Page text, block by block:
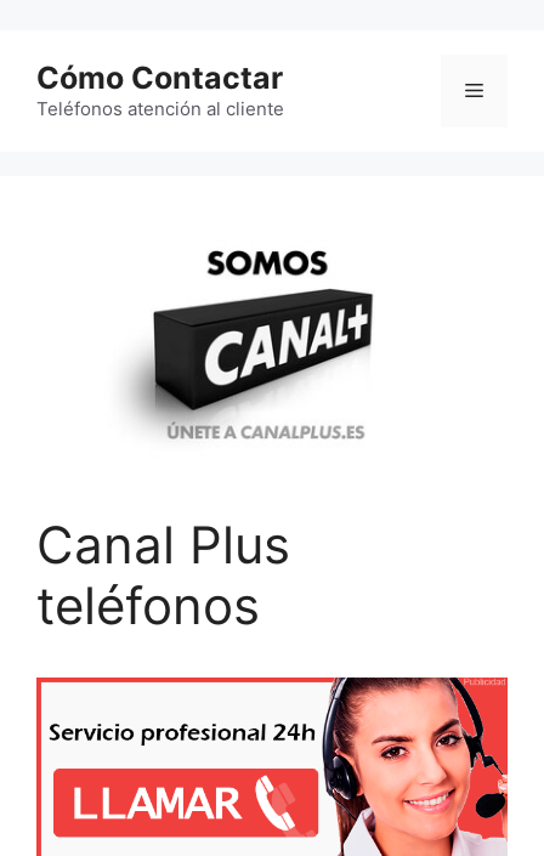
contenido
Cómo Contactar
Teléfonos atención al cliente
Menú
Canal Plus
teléfonos